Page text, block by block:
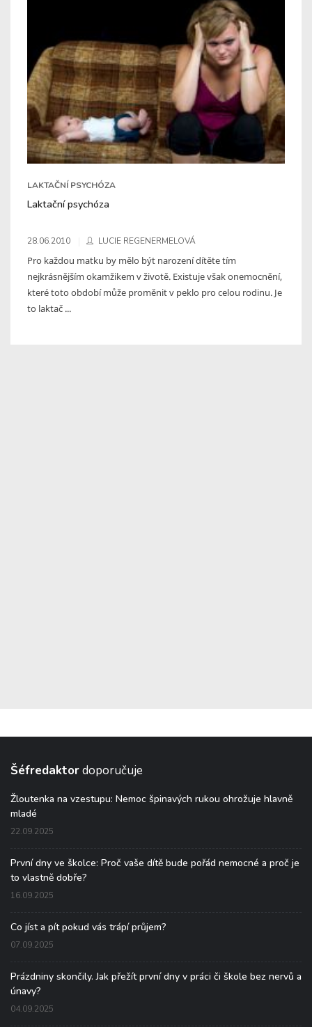
LAKTAČNÍ PSYCHÓZA
Laktační psychóza
28.06.2010 LUCIE REGENERMELOVÁ
Pro každou matku by mělo být narození dítěte tím
nejkrásnějším okamžikem v životě. Existuje však onemocnění,
které toto období může proměnit v peklo pro celou rodinu. Je
to laktač ...
Šéfredaktordoporučuje
Žloutenka na vzestupu: Nemoc špinavých rukou ohrožuje hlavně
mladé
22.09.2025
První dny ve školce: Proč vaše dítě bude pořád nemocné a proč je
to vlastně dobře?
16.09.2025
Co jíst a pít pokud vás trápí průjem?
07.09.2025
Prázdniny skončily. Jak přežít první dny v práci či škole bez nervů a
únavy?
04.09.2025